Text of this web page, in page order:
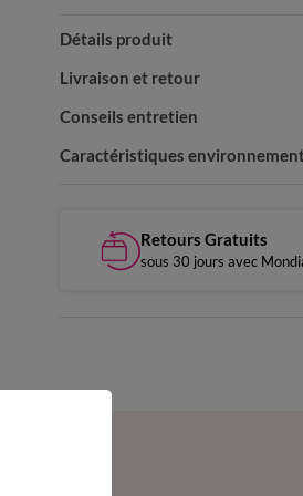
Détails produit
Livraison et retour
Conseils entretien
Caractéristiques
Retours Gratuits
sous 30 jours avec